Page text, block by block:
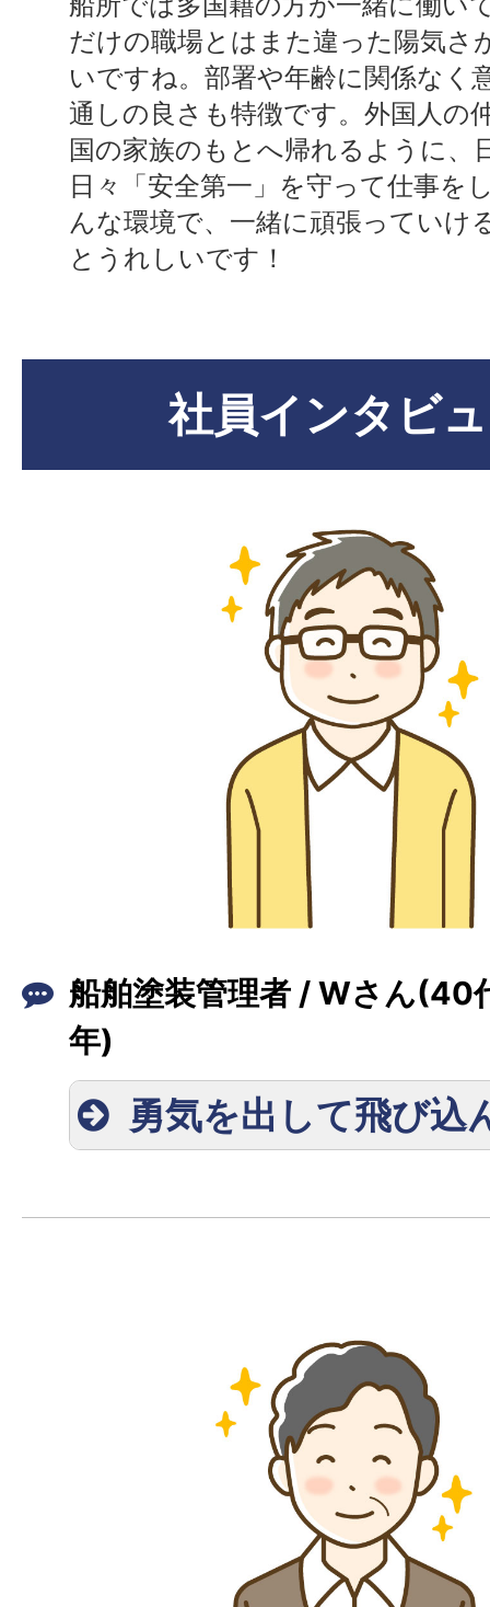
だけの職場とはまた違った陽気さ
いですね。部署や年齢に関係なく
通しの良さも特徴です。外国人の
国の家族のもとへ帰れるように、
日々「安全第一」を守って仕事を
んな環境で、一緒に頑張っていけ
とうれしいです！
社員インタビ
船舶塗装管理者 / Wさん(40
年)
勇気を出して飛び込